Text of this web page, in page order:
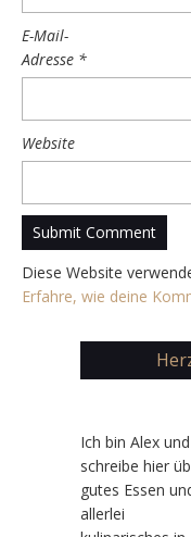
E-Mail-
Adresse *
Website
Diese Website
Erfahre, wie deine
Ich bin Alex und
schreibe hier
gutes Essen
allerlei